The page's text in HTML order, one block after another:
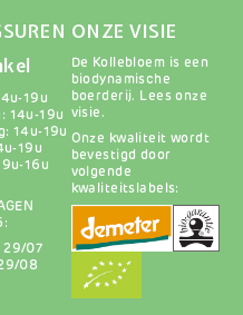
19u
14u-19u
14u-19u
19u
16u
29/07
08
ONZE VISIE
De Kollebloem is een
biodynamische
boerderij.
Lees onze
visie .
Onze kwaliteit wordt
bevestigd door
volgende
kwaliteitslabels: